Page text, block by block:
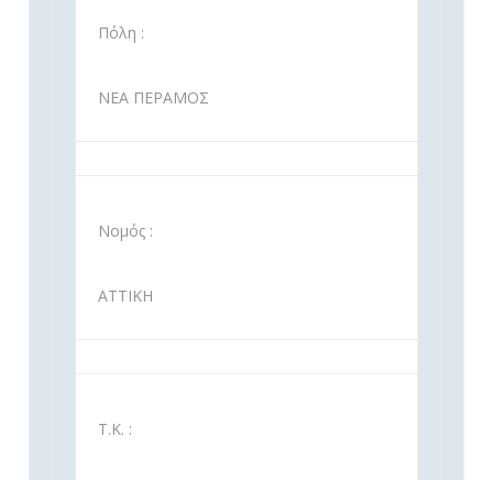
Πόλη :
ΝΕΑ ΠΕΡΑΜΟΣ
Νομός :
ΑΤΤΙΚΗ
Τ.Κ. :